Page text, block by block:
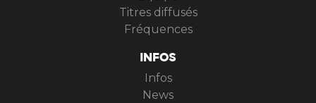
Titres diffusés
Fréquences
INFOS
Infos
News